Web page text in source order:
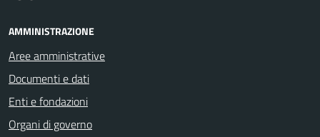
AMMINISTRAZIONE
Aree amministrative
Documenti e dati
Enti e fondazioni
Organi di governo